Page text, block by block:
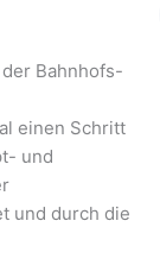
Bahnhofs-
einen Schritt
und
und durch die